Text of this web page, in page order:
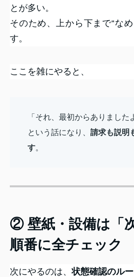
とが多い。
そのため、上から下まで“な
す。
ここを雑にやると、
「それ、最初からありました
という話になり、 請求も説明
す。
② 壁紙・設備は「
順番に全チェック
次にやるのは、状態確認のル